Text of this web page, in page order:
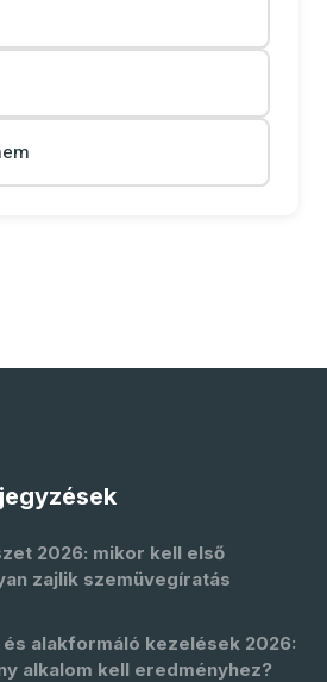
2026: mikor kell első
zajlik szemüvegíratás
alakformáló kezelések 2026:
alkalom kell eredményhez?